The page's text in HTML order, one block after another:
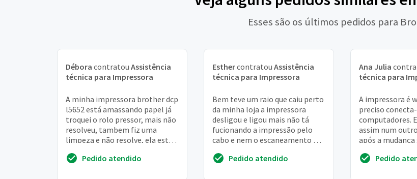
Esses são os últimos pedidos para
Débora contratou Assistência
técnica para Impressora
A minha impressora brother dcp
l5652 está amassando papel já
troquei o rolo pressor, mais não
resolveu, tambem fiz uma
limpeza e não resolve, ela está
acredito ...
Pedido atendido
Esthercontratou Assistência
técnica para Impressora
Bem teve um raio que caiu perto
da minha loja a impressora
desligou e ligou mais não tá
fucionando a impressão pelo
cabo e nem o escaneamento o
Pedido atendido
Ana Julia
técnica para
A impressora é
preciso
computadores.
assim num
após a
Pedido